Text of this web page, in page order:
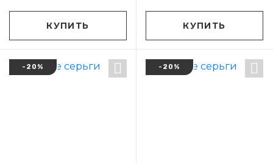
КУПИТЬ КУПИТЬ
-20% -20%